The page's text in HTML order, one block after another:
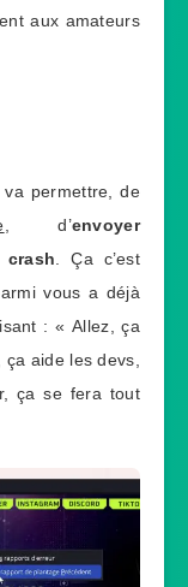
aux amateurs
permettre, de
, d’envoyer
crash . Ça c’est
vous a déjà
: « Allez, ça
aide les devs,
ça se fera tout